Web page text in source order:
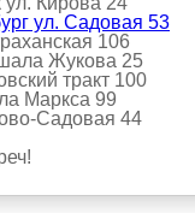
ул. Садовая 53
106
Жукова 25
тракт 100
Маркса 99
Садовая 44